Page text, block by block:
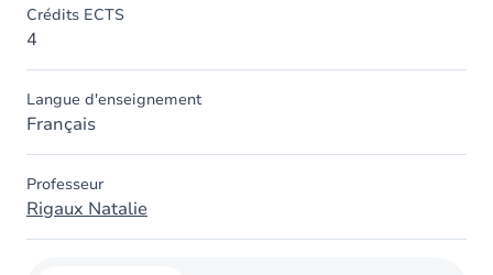
Crédits ECTS
4
Langue d'enseignement
Français
Professeur
Rigaux Natalie